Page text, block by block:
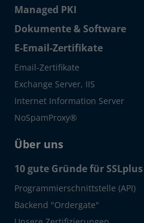
Managed PKI
Dokumente & Software
E-Email-Zertifikate
Email-Zertifikate
Exchange Server, IIS
Internet Information Server
NoSpamProxy®
Über uns
10 gute Gründe für SSLplus
Programmierschnittstelle (API)
Backend "Ordergate"